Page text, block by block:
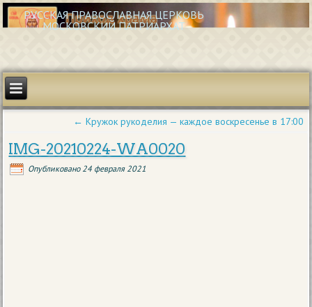
РУССКАЯ ПРАВОСЛАВНАЯ ЦЕРКОВЬ
МОСКОВСКИЙ ПАТРИАРХАТ
← Кружок рукоделия — каждое воскресенье в 17:00
IMG-20210224-WA0020
Опубликовано 24 февраля 2021